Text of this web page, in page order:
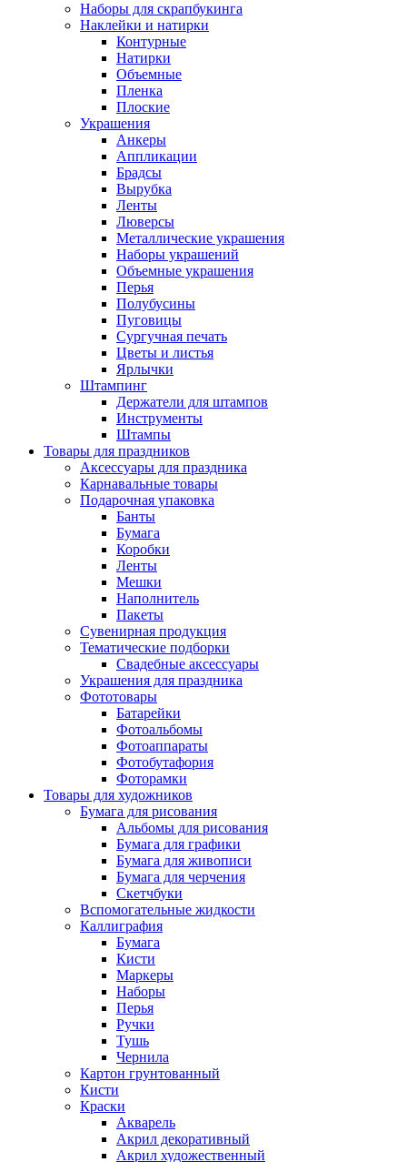
Наборы для скрапбукинга
Наклейки и натирки
Контурные
Натирки
Объемные
Пленка
Плоские
Украшения
Анкеры
Аппликации
Брадсы
Вырубка
Ленты
Люверсы
Металлические украшения
Наборы украшений
Объемные украшения
Перья
Полубусины
Пуговицы
Сургучная печать
Цветы и листья
Ярлычки
Штампинг
Держатели для штампов
Инструменты
Штампы
Товары для праздников
Аксессуары для праздника
Карнавальные товары
Подарочная упаковка
Банты
Бумага
Коробки
Ленты
Мешки
Наполнитель
Пакеты
Сувенирная продукция
Тематические подборки
Свадебные аксессуары
Украшения для праздника
Фототовары
Батарейки
Фотоальбомы
Фотоаппараты
Фотобутафория
Фоторамки
Товары для художников
Бумага для рисования
Альбомы для рисования
Бумага для графики
Бумага для живописи
Бумага для черчения
Скетчбуки
Вспомогательные жидкости
Каллиграфия
Бумага
Кисти
Маркеры
Наборы
Перья
Ручки
Тушь
Чернила
Картон грунтованный
Кисти
Краски
Акварель
Акрил декоративный
Акрил художественный